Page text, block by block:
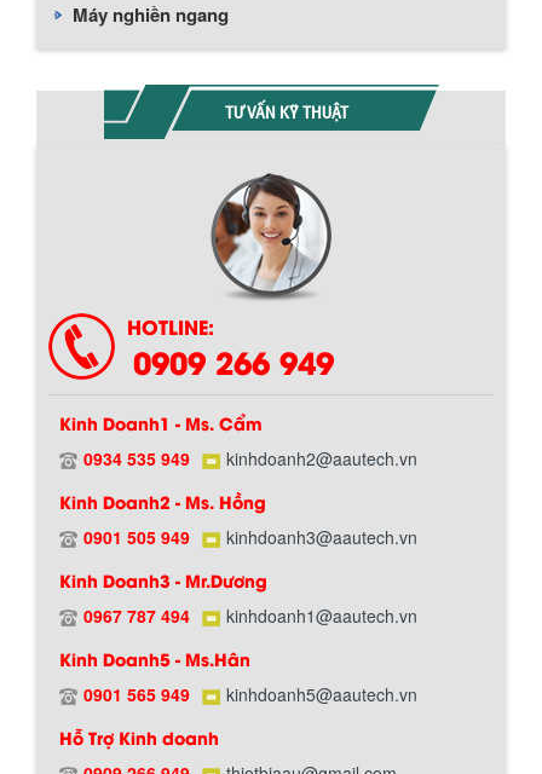
Máy nghiền ngang
TƯ VẤN KỸ THUẬT
HOTLINE:
0909 266 949
Kinh Doanh1 - Ms. Cẩm
0934 535 949 kinhdoanh2@aautech.vn
Kinh Doanh2 - Ms. Hồng
0901 505 949 kinhdoanh3@aautech.vn
Kinh Doanh3 - Mr.Dương
0967 787 494 kinhdoanh1@aautech.vn
Kinh Doanh5 - Ms.Hân
0901 565 949 kinhdoanh5@aautech.vn
Hỗ Trợ Kinh doanh
Chính sách giao hàng
Hướng dẫn thanh toán mua hàng